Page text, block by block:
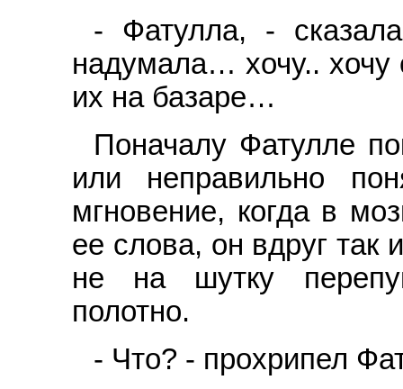
- Фатулла, -
надумала… хочу.. хочу
их на базаре…
Поначалу Фатулле
или неправильно
мгновение, когда в
ее слова, он вдруг так
не на шутку
полотно.
- Что? - прохрипел